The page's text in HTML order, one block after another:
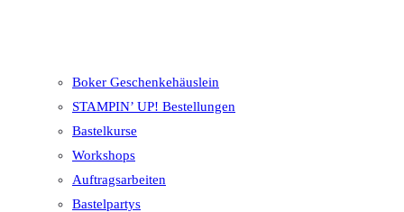
Boker Geschenkehäuslein
STAMPIN’ UP! Bestellungen
Bastelkurse
Workshops
Auftragsarbeiten
Bastelpartys